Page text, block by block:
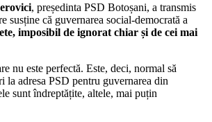
, președinta PSD Botoșani, a transmis
susține că guvernarea social-democrată a
imposibil de ignorat chiar și de cei mai
nu este perfectă. Este, deci, normal să
la adresa PSD pentru guvernarea din
sunt îndreptățite, altele, mai puțin